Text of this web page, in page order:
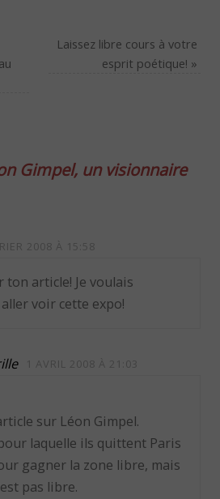
Laissez libre cours à votre
esprit poétique! »
Gimpel, un visionnaire
2008 À 15:58
ton article! Je voulais
voir cette expo!
1 AVRIL 2008 À 21:03
sur Léon Gimpel.
laquelle ils quittent Paris
gagner la zone libre, mais
pas libre.